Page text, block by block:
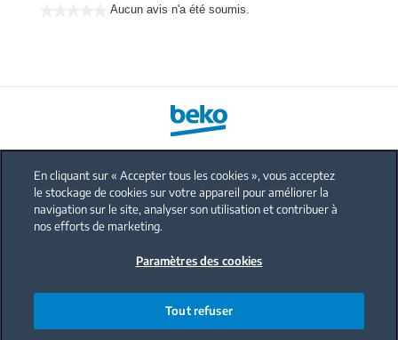
Aucun avis n'a été soumis.
FAQ
Protection données personnelles
Mentions légales
Nous contacter
Code de conduite
En cliquant sur « Accepter tous les cookies », vous acceptez
le stockage de cookies sur votre appareil pour améliorer la
navigation sur le site, analyser son utilisation et contribuer à
nos efforts de marketing.
Paramètres des cookies
Tout refuser